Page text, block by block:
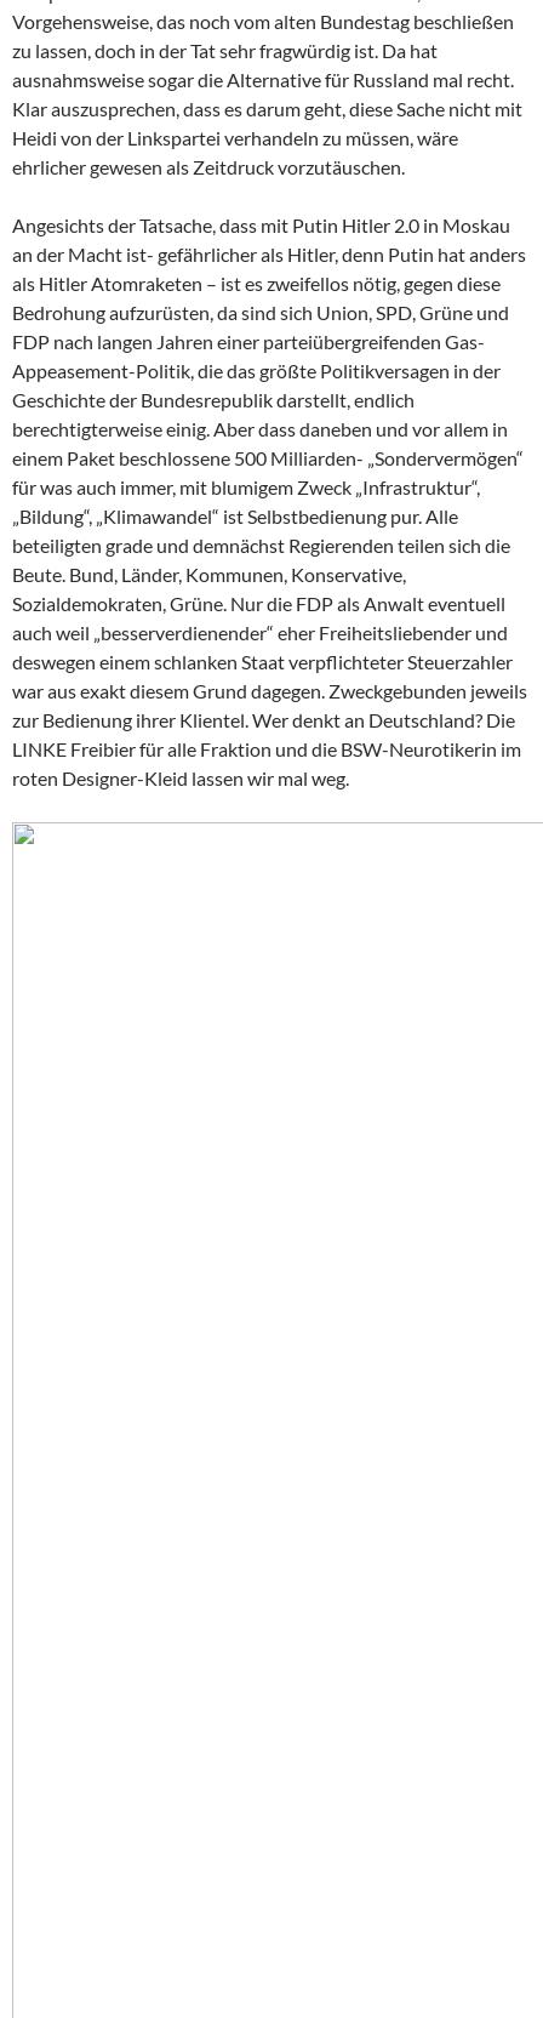
Vorgehensweise, das noch vom alten Bundestag beschließen
zu lassen, doch in der Tat sehr fragwürdig ist. Da hat
ausnahmsweise sogar die Alternative für Russland mal recht.
Klar auszusprechen, dass es darum geht, diese Sache nicht mit
Heidi von der Linkspartei verhandeln zu müssen, wäre
ehrlicher gewesen als Zeitdruck vorzutäuschen.
Angesichts der Tatsache, dass mit Putin Hitler 2.0 in Moskau
an der Macht ist- gefährlicher als Hitler, denn Putin hat anders
als Hitler Atomraketen – ist es zweifellos nötig, gegen diese
Bedrohung aufzurüsten, da sind sich Union, SPD, Grüne und
FDP nach langen Jahren einer parteiübergreifenden Gas-
Appeasement-Politik, die das größte Politikversagen in der
Geschichte der Bundesrepublik darstellt, endlich
berechtigterweise einig. Aber dass daneben und vor allem in
einem Paket beschlossene 500 Milliarden- „Sondervermögen“
für was auch immer, mit blumigem Zweck „Infrastruktur“,
„Bildung“, „Klimawandel“ ist Selbstbedienung pur. Alle
beteiligten grade und demnächst Regierenden teilen sich die
Beute. Bund, Länder, Kommunen, Konservative,
Sozialdemokraten, Grüne. Nur die FDP als Anwalt eventuell
auch weil „besserverdienender“ eher Freiheitsliebender und
deswegen einem schlanken Staat verpflichteter Steuerzahler
war aus exakt diesem Grund dagegen. Zweckgebunden jeweils
zur Bedienung ihrer Klientel. Wer denkt an Deutschland? Die
LINKE Freibier für alle Fraktion und die BSW-Neurotikerin im
roten Designer-Kleid lassen wir mal weg.